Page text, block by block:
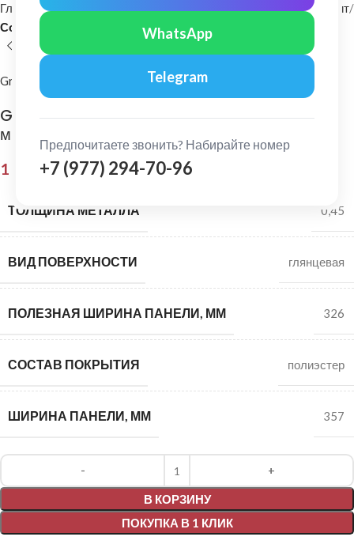
WhatsApp
Telegram
Предпочитаете звонить? Набирайте номер
+7 (977) 294-70-96
Главная Фасадные материалы Металлический сайдинг и софит
Софит
Grand Line
Grand Line: Софит без перфорации Pe 0,45
мм Ral 8017
1 034,00 ₽
ТОЛЩИНА МЕТАЛЛА 0,45
ВИД ПОВЕРХНОСТИ глянцевая
ПОЛЕЗНАЯ ШИРИНА ПАНЕЛИ, ММ 326
СОСТАВ ПОКРЫТИЯ полиэстер
ШИРИНА ПАНЕЛИ, ММ 357
В КОРЗИНУ
ПОКУПКА В 1 КЛИК
Alternative: